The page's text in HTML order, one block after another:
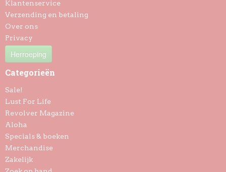
Klantenservice
Verzending en betaling
Over ons
Privacy
Herroeping
Categorieën
Sale!
Lust For Life
Revolver Magazine
Aloha
Specials & boeken
Merchandise
Zakelijk